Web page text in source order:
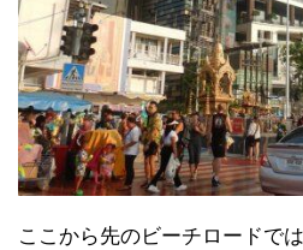
ここから先のビーチロードで